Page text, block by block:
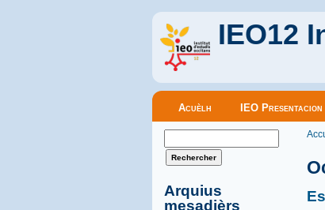
IEO12
Menu principal
Acuèlh IEO Presentacion
Formulaire de
Arquius
mesadièrs